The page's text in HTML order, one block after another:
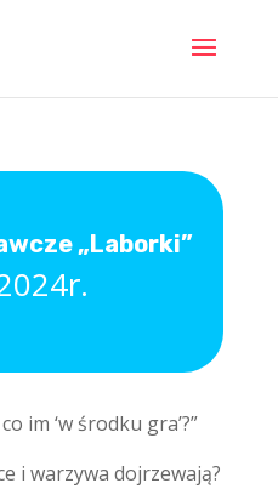
„Laborki”
im ‘w środku gra’?”
i warzywa dojrzewają?